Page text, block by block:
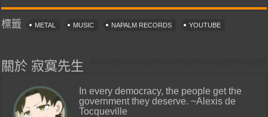
標籤 METAL MUSIC NAPALM RECORDS YOUTUBE
關於 寂寞先生
In every democracy, the people get the
government they deserve. ~Alexis de
Tocqueville